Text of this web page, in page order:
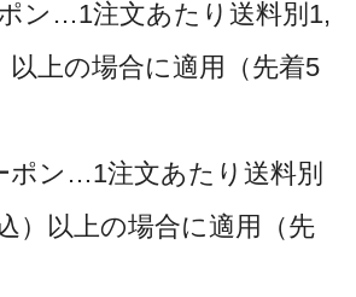
ン…1注文あたり送料別1,
以上の場合に適用（先着5
ポン…1注文あたり送料別
）以上の場合に適用（先